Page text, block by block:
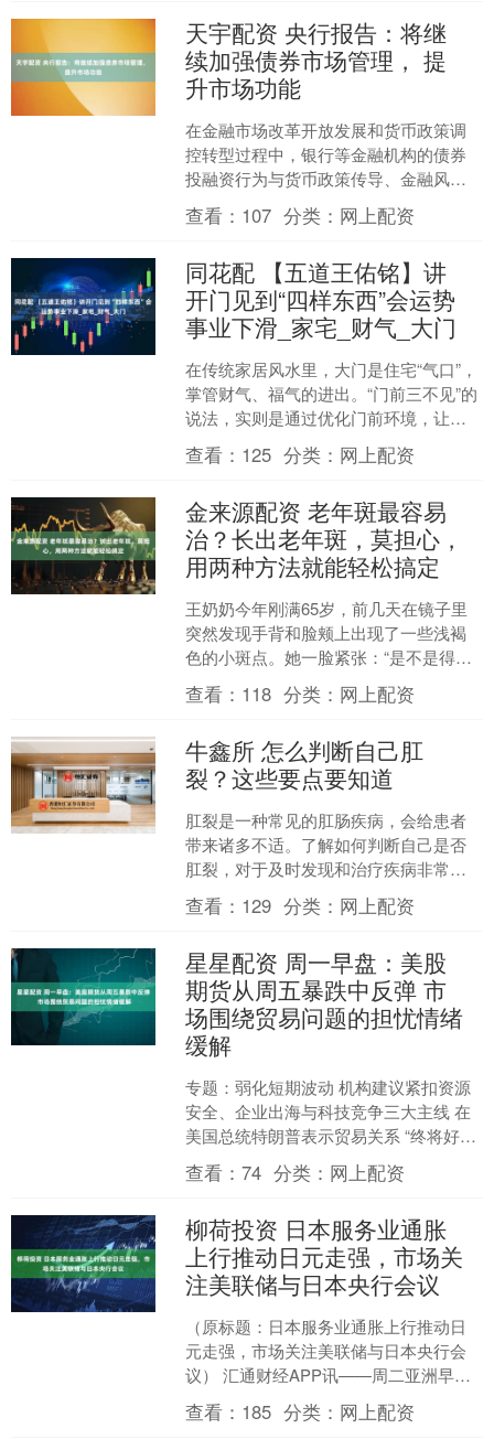
天宇配资 央行报告：将继
续加强债券市场管理， 提
升市场功能
在金融市场改革开放发展和货币政策调
控转型过程中，银行等金融机构的债券
投融资行为与货币政策传导、金融风险
防范高度关联，最新货政报告专栏指
出，加强债券市场建设，提升....
查看： 107 分类： 网上配资
同花配 【五道王佑铭】讲
开门见到“四样东西”会运势
事业下滑_家宅_财气_大门
在传统家居风水里，大门是住宅“气口”，
掌管财气、福气的进出。“门前三不见”的
说法，实则是通过优化门前环境，让吉
祥宅气场顺畅，为家宅聚福纳财。 一、
不见镜子一-财....
查看： 125 分类： 网上配资
金来源配资 老年斑最容易
治？长出老年斑，莫担心，
用两种方法就能轻松搞定
王奶奶今年刚满65岁，前几天在镜子里
突然发现手背和脸颊上出现了一些浅褐
色的小斑点。她一脸紧张：“是不是得了
病？会不会越来越多？” 其实，王奶奶的
情况非常常见——....
查看： 118 分类： 网上配资
牛鑫所 怎么判断自己肛
裂？这些要点要知道
肛裂是一种常见的肛肠疾病，会给患者
带来诸多不适。了解如何判断自己是否
肛裂，对于及时发现和治疗疾病非常重
要。 肛裂的症状表现疼痛 肛裂最主要的
症状就是疼痛，这种疼....
查看： 129 分类： 网上配资
星星配资 周一早盘：美股
期货从周五暴跌中反弹 市
场围绕贸易问题的担忧情绪
缓解
专题：弱化短期波动 机构建议紧扣资源
安全、企业出海与科技竞争三大主线 在
美国总统特朗普表示贸易关系 “终将好转”
后，周一早盘美股期指上涨，从周五的
抛售潮中反弹....
查看：74 分类： 网上配资
柳荷投资 日本服务业通胀
上行推动日元走强，市场关
注美联储与日本央行会议
（原标题：日本服务业通胀上行推动日
元走强，市场关注美联储与日本央行会
议） 汇通财经APP讯——周二亚洲早
盘，日元兑主要货币普遍上涨，
USD/JPY自153.30....
查看： 185 分类： 网上配资